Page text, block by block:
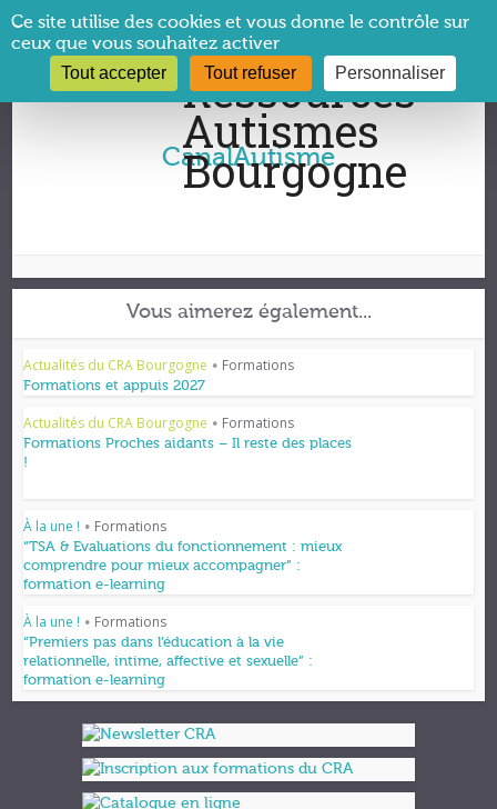
Vous êtes ici :CRA Bourgogne→CanalAutisme
CanalAutisme
Vous aimerez également...
Actualités du CRA Bourgogne • Formations
Formations et appuis 2027
Actualités du CRA Bourgogne • Formations
Formations Proches aidants – Il reste des places
!
À la une ! • Formations
“TSA & Evaluations du fonctionnement : mieux
comprendre pour mieux accompagner” :
formation e-learning
À la une ! • Formations
“Premiers pas dans l’éducation à la vie
relationnelle, intime, affective et sexuelle” :
formation e-learning
Panneau de gestion des cookies
Ce site utilise des cookies et vous donne le contrôle sur
ceux que vous souhaitez activer
Tout accepter Tout refuser Personnaliser